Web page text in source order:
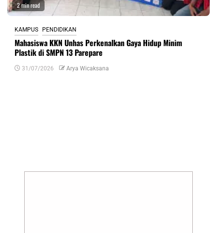
2 min read
KAMPUS PENDIDIKAN
Mahasiswa KKN Unhas Perkenalkan Gaya Hidup Minim
Plastik di SMPN 13 Parepare
31/07/2026 Arya Wicaksana